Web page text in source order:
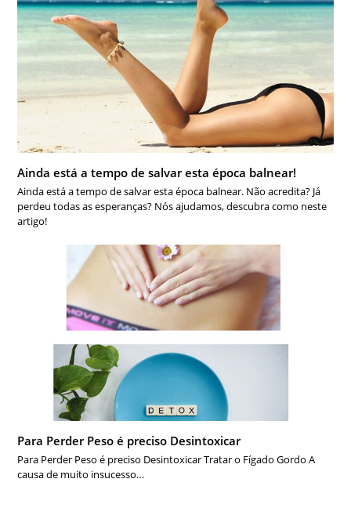
Ainda está a tempo de salvar esta época balnear!
Ainda está a tempo de salvar esta época balnear. Não acredita? Já
perdeu todas as esperanças? Nós ajudamos, descubra como neste
artigo!
Para Perder Peso é preciso Desintoxicar
Para Perder Peso é preciso Desintoxicar Tratar o Fígado Gordo A
causa de muito insucesso…